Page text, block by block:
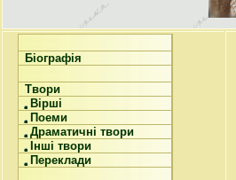
Біографія
Твори
Вірші
Поеми
Драматичні твори
Інші твори
Переклади